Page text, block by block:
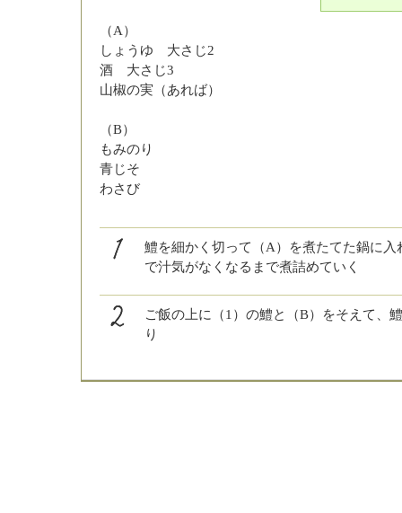
（A）
しょうゆ 大さじ2
酒 大さじ3
山椒の実（あれば）
（B）
もみのり
青じそ
わさび
鱧を細かく切って（A）を煮たてた鍋に
で汁気がなくなるまで煮詰めていく
ご飯の上に（1）の鱧と（B）をそえて、
り